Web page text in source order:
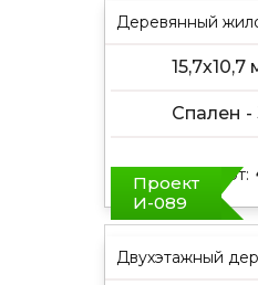
Деревянный
15,7х10,7
Спален -
Цена от:
Проект
И-089
Двухэтажный